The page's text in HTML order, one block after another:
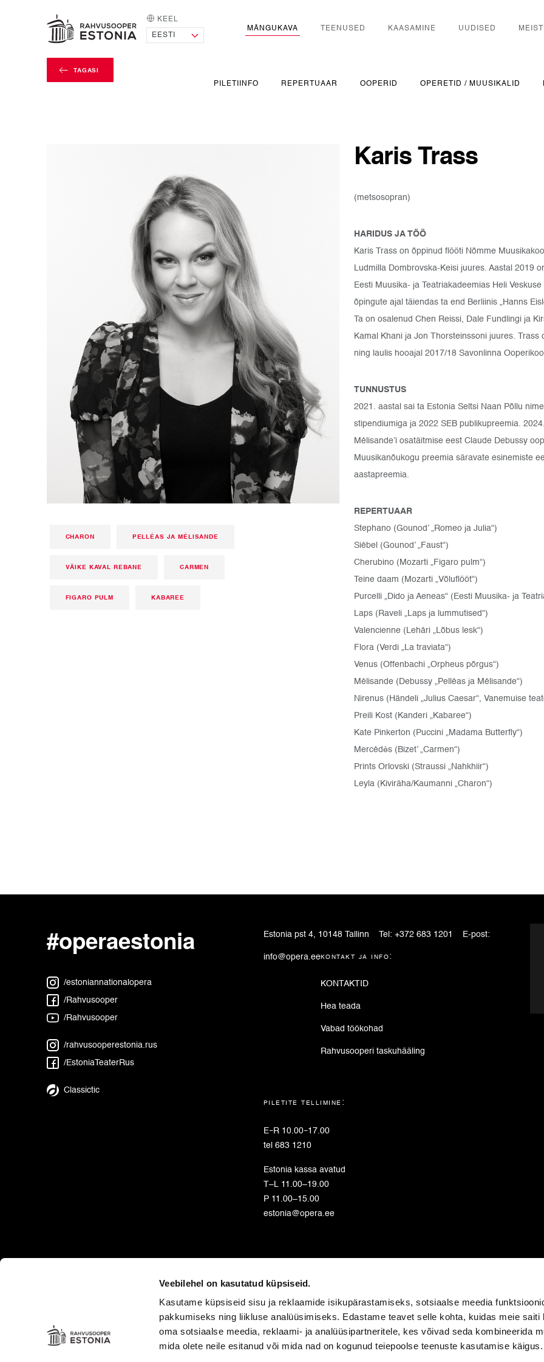
Veebilehel on kasutatud küpsiseid.
Kasutame küpsiseid sisu ja reklaamide isikupärastamiseks, sotsiaalse meedia
pakkumiseks ning liikluse analüüsimiseks. Edastame teavet selle kohta, kuidas meie saiti
oma sotsiaalse meedia, reklaami- ja analüüsipartneritele, kes võivad seda kombineerida
mida olete neile esitanud või mida nad on kogunud teiepoolse teenuste kasutamise käigus.
AVALEHT
KEEL
MÄNGUKAVA
PILETIINFO REPERTUAAR OOPERID OPERETID / MUUSIKALID
TEENUSED KAASAMINE UUDISED MEIST
TAGASI
CHARON PELLÉAS JA MÉLISANDE
VÄIKE KAVAL REBANE CARMEN
FIGARO PULM KABAREE
Karis Trass
(metsosopran)
HARIDUS JA TÖÖ
Karis Trass on õppinud flööti Nõmme
Ludmilla Dombrovska-Keisi juures. Aastal 2019
Eesti Muusika- ja Teatriakadeemias Heli
õpingute ajal täiendas ta end Berliinis „Hanns
Ta on osalenud Chen Reissi, Dale Fundlingi ja
Kamal Khani ja Jon Thorsteinssoni juures.
ning laulis hooajal 2017/18 Savonlinna
TUNNUSTUS
2021. aastal sai ta Estonia Seltsi Naan Põllu
stipendiumiga ja 2022 SEB publikupreemia.
Mélisande’i osatäitmise eest Claude Debussy
Muusikanõukogu preemia säravate esinemiste
aastapreemia.
REPERTUAAR
Stephano (Gounod’ „Romeo ja Julia“)
Siébel (Gounod’ „Faust“)
Cherubino (Mozarti „Figaro pulm“)
Teine daam (Mozarti „Võluflööt“)
Purcelli „Dido ja Aeneas“ (Eesti Muusika- ja
Laps (Raveli „Laps ja lummutised“)
Valencienne (Lehári „Lõbus lesk“)
Flora (Verdi „La traviata“)
Venus (Offenbachi „Orpheus põrgus“)
Mélisande (Debussy „Pelléas ja Mélisande“)
Nirenus (Händeli „Julius Caesar“, Vanemuise
Preili Kost (Kanderi „Kabaree“)
Kate Pinkerton (Puccini „Madama Butterfly“)
Mercédѐs (Bizet’ „Carmen“)
Prints Orlovski (Straussi „Nahkhiir“)
Leyla (Kiviräha/Kaumanni „Charon“)
#operaestonia
/estoniannationalopera
/Rahvusooper
/Rahvusooper
/rahvusooperestonia.rus
/EstoniaTeaterRus
Classictic
Estonia pst 4, 10148 Tallinn Tel: +372 683 1201 E-post:
info@opera.eekontakt ja info:
KONTAKTID
Hea teada
Vabad töökohad
Rahvusooperi taskuhääling
piletite tellimine:
E–R 10.00–17.00
tel 683 1210
Estonia kassa avatud
T–L 11.00–19.00
P 11.00–15.00
estonia@opera.ee